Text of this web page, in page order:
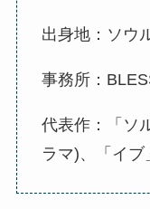
出身地：ソウ
事務所：
代表作：「ソ
ラマ)、「イ